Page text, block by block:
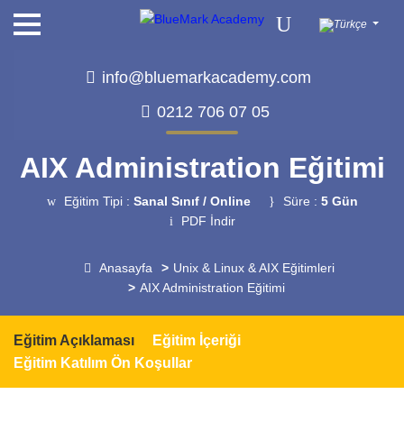
info@bluemarkacademy.com
0212 706 07 05
AIX Administration Eğitimi
Eğitim Tipi : Sanal Sınıf / Online Süre : 5 Gün
PDF İndir
Anasayfa
Unix & Linux & AIX Eğitimleri
AIX Administration Eğitimi
Eğitim Açıklaması
Eğitim İçeriği
Eğitim Katılım Ön Koşullar